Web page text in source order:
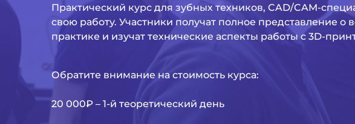
Практический курс для зубных техников, CAD/CAM-
свою работу. Участники получат полное представление
практике и изучат технические аспекты работы c 3D-
Обратите внимание на стоимость курса:
20 000₽ – 1-й теоретический день